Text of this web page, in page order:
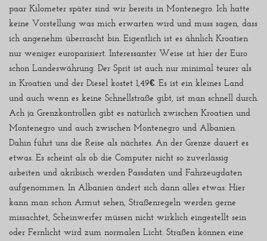
paar Kilometer später sind wir bereits in Montenegro. Ich hatte
keine Vorstellung was mich erwarten wird und muss sagen, dass
ich angenehm überrascht bin. Eigentlich ist es ähnlich Kroatien
nur weniger europarisiert. Interessanter Weise ist hier der Euro
schon Landeswährung. Der Sprit ist auch nur minimal teurer als
in Kroatien und der Diesel kostet 1,49€. Es ist ein kleines Land
und auch wenn es keine Schnellstraße gibt, ist man schnell durch.
Ach ja Grenzkontrollen gibt es natürlich zwischen Kroatien und
Montenegro und auch zwischen Montenegro und Albanien.
Dahin führt uns die Reise als nächstes. An der Grenze dauert es
etwas. Es scheint als ob die Computer nicht so zuverlässig
arbeiten und akribisch werden Passdaten und Fahrzeugdaten
aufgenommen. In Albanien ändert sich dann alles etwas. Hier
kann man schon Armut sehen, Straßenregeln werden gerne
missachtet, Scheinwerfer müssen nicht wirklich eingestellt sein
oder Fernlicht wird zum normalen Licht. Straßen können eine